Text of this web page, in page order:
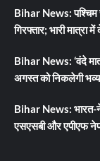
Bihar News: पश्चिम
गिरफ्तार; भारी मात्रा
Bihar News: ‘वंदे
अगस्त को निकलेगी भव्य
Bihar News: भारत-
एसएसबी और एपीएफ